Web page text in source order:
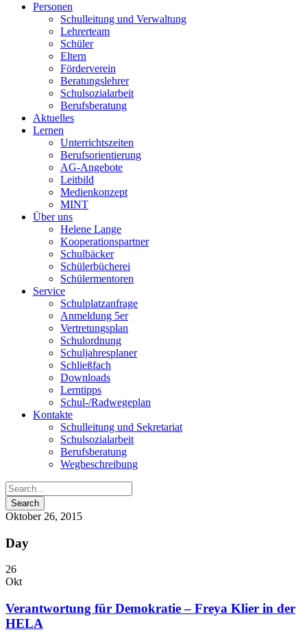
Personen
Schulleitung und Verwaltung
Lehrerteam
Schüler
Eltern
Förderverein
Beratungslehrer
Schulsozialarbeit
Berufsberatung
Aktuelles
Lernen
Unterrichtszeiten
Berufsorientierung
AG-Angebote
Leitbild
Medienkonzept
MINT
Über uns
Helene Lange
Kooperationspartner
Schulbäcker
Schülerbücherei
Schülermentoren
Service
Schulplatzanfrage
Anmeldung 5er
Vertretungsplan
Schulordnung
Schuljahresplaner
Schließfach
Downloads
Lerntipps
Schul-/Radwegeplan
Kontakte
Schulleitung und Sekretariat
Schulsozialarbeit
Berufsberatung
Wegbeschreibung
Oktober 26, 2015
Day
26
Okt
Verantwortung für Demokratie – Freya Klier in der
HELA